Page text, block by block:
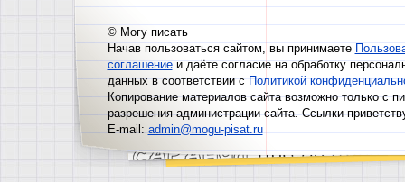
© Могу писать
Начав пользоваться сайтом, вы принимаете
соглашениеи даёте согласие на обработку
данных в соответствии сПолитикой
Копирование материалов сайта возможно только с
разрешения администрации сайта. Ссылки
E-mail:admin@mogu-pisat.ru